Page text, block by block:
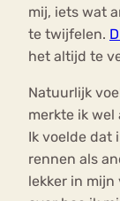
mij, iets wat
te twijfelen.
het altijd te
Natuurlijk
merkte ik wel
Ik voelde dat
rennen als
lekker in mijn